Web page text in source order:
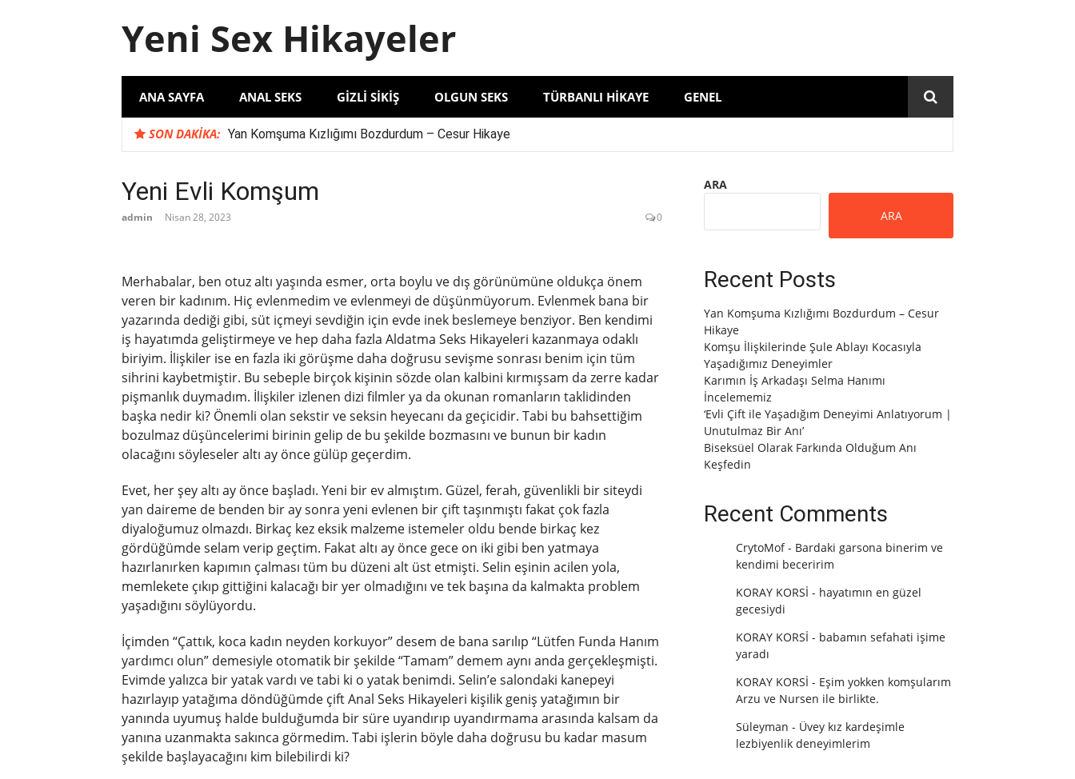
Yeni Sex Hikayeler
ANA SAYFA ANAL SEKS GIZLI SIKIŞ OLGUN SEKS TÜRBANLI HIKAYE GENEL
SON DAKIKA: Yan Komşuma Kızlığımı Bozdurdum – Cesur Hikaye
Komşu İlişkilerinde Şule Ablayı Kocasıyla Yaşadığımız Deneyimler
‘Evli Çift ile Yaşadığım Deneyimi Anlatıyorum | Unutulmaz Bir Anı’
Yeni Evli Komşum
admin Nisan 28, 2023 0
Merhabalar, ben otuz altı yaşında esmer, orta boylu ve dış görünümüne oldukça önem
veren bir kadınım. Hiç evlenmedim ve evlenmeyi de düşünmüyorum. Evlenmek bana bir
yazarında dediği gibi, süt içmeyi sevdiğin için evde inek beslemeye benziyor. Ben kendimi
iş hayatımda geliştirmeye ve hep daha fazla Aldatma Seks Hikayeleri kazanmaya odaklı
biriyim. İlişkiler ise en fazla iki görüşme daha doğrusu sevişme sonrası benim için tüm
sihrini kaybetmiştir. Bu sebeple birçok kişinin sözde olan kalbini kırmışsam da zerre kadar
pişmanlık duymadım. İlişkiler izlenen dizi filmler ya da okunan romanların taklidinden
başka nedir ki? Önemli olan sekstir ve seksin heyecanı da geçicidir. Tabi bu bahsettiğim
bozulmaz düşüncelerimi birinin gelip de bu şekilde bozmasını ve bunun bir kadın
olacağını söyleseler altı ay önce gülüp geçerdim.
Evet, her şey altı ay önce başladı. Yeni bir ev almıştım. Güzel, ferah, güvenlikli bir siteydi
yan daireme de benden bir ay sonra yeni evlenen bir çift taşınmıştı fakat çok fazla
diyaloğumuz olmazdı. Birkaç kez eksik malzeme istemeler oldu bende birkaç kez
gördüğümde selam verip geçtim. Fakat altı ay önce gece on iki gibi ben yatmaya
hazırlanırken kapımın çalması tüm bu düzeni alt üst etmişti. Selin eşinin acilen yola,
memlekete çıkıp gittiğini kalacağı bir yer olmadığını ve tek başına da kalmakta problem
yaşadığını söylüyordu.
İçimden “Çattık, koca kadın neyden korkuyor” desem de bana sarılıp “Lütfen Funda Hanım
yardımcı olun” demesiyle otomatik bir şekilde “Tamam” demem aynı anda gerçekleşmişti.
Evimde yalızca bir yatak vardı ve tabi ki o yatak benimdi. Selin’e salondaki kanepeyi
hazırlayıp yatağıma döndüğümde çift Anal Seks Hikayeleri kişilik geniş yatağımın bir
yanında uyumuş halde bulduğumda bir süre uyandırıp uyandırmama arasında kalsam da
yanına uzanmakta sakınca görmedim. Tabi işlerin böyle daha doğrusu bu kadar masum
şekilde başlayacağını kim bilebilirdi ki?
ARA
ARA
Recent Posts
Yan Komşuma Kızlığımı Bozdurdum – Cesur
Hikaye
Komşu İlişkilerinde Şule Ablayı Kocasıyla
Yaşadığımız Deneyimler
Karımın İş Arkadaşı Selma Hanımı
İncelememiz
‘Evli Çift ile Yaşadığım Deneyimi Anlatıyorum |
Unutulmaz Bir Anı’
Biseksüel Olarak Farkında Olduğum Anı
Keşfedin
Recent Comments
CrytoMof- Bardaki garsona binerim ve
kendimi beceririm
KORAY KORSİ - hayatımın en güzel
gecesiydi
KORAY KORSİ - babamın sefahati işime
yaradı
KORAY KORSİ - Eşim yokken komşularım
Arzu ve Nursen ile birlikte.
Süleyman - Üvey kız kardeşimle
lezbiyenlik deneyimlerim